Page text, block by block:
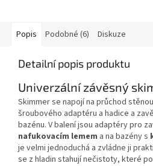
Popis Podobné (6) Diskuze
Detailní popis produktu
Univerzální závěsný
Skimmer se napojí na průchod
šroubového adaptéru a hadice a
bazénu. V balení jsou adaptéry pro
nafukovacím lemem a na bazény s
je velmi jednoduchá a zvládne ji
se z hladin stahují nečistoty, které